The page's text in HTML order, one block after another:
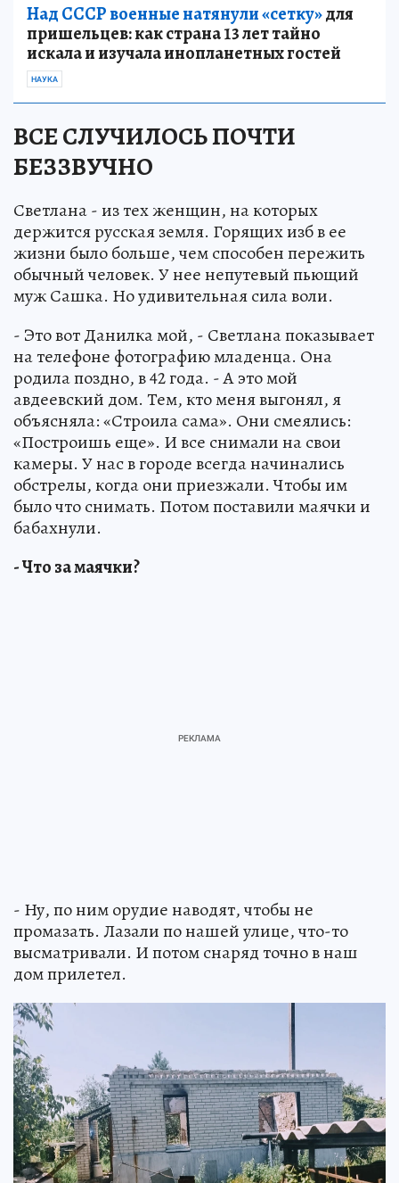
Над СССР военные натянули «сетку»для
пришельцев: как страна 13 лет тайно
искала и изучала инопланетных гостей
НАУКА
ВСЕ СЛУЧИЛОСЬ ПОЧТИ
БЕЗЗВУЧНО
Светлана - из тех женщин, на которых
держится русская земля. Горящих изб в ее
жизни было больше, чем способен пережить
обычный человек. У нее непутевый пьющий
муж Сашка. Но удивительная сила воли.
- Это вот Данилка мой, - Светлана показывает
на телефоне фотографию младенца. Она
родила поздно, в 42 года. - А это мой
авдеевский дом. Тем, кто меня выгонял, я
объясняла: «Строила сама». Они смеялись:
«Построишь еще». И все снимали на свои
камеры. У нас в городе всегда начинались
обстрелы, когда они приезжали. Чтобы им
было что снимать. Потом поставили маячки и
бабахнули.
- Что за маячки?
- Ну, по ним орудие наводят, чтобы не
промазать. Лазали по нашей улице, что-то
высматривали. И потом снаряд точно в наш
дом прилетел.